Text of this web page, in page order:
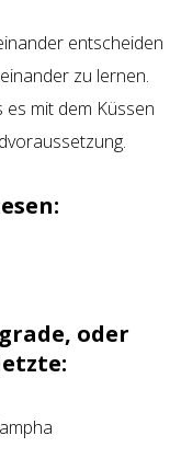
entscheiden
zu lernen.
mit dem Küssen
oder